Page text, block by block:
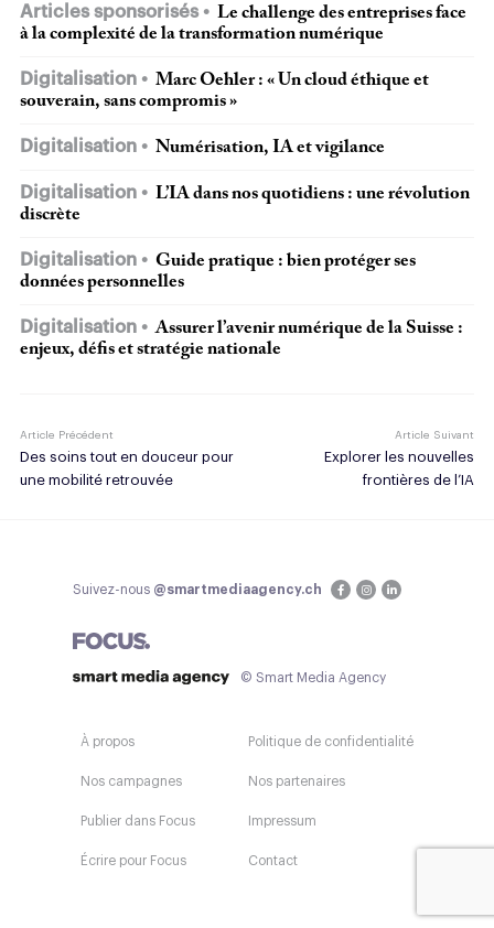
Articles sponsorisés
Le challenge des entreprises face
à la complexité de la transformation numérique
Digitalisation
Marc Oehler : « Un cloud éthique et
souverain, sans compromis »
Digitalisation Numérisation, IA et vigilance
Digitalisation
L’IA dans nos quotidiens : une révolution
discrète
Digitalisation
Guide pratique : bien protéger ses
données personnelles
Digitalisation
Assurer l’avenir numérique de la Suisse :
enjeux, défis et stratégie nationale
Article Précédent
Des soins tout en douceur pour
une mobilité retrouvée
Article Suivant
Explorer les nouvelles
frontières de l’IA
Suivez-nous @smartmediaagency.ch
© Smart Media Agency
À propos
Nos campagnes
Publier dans Focus
Écrire pour Focus
Politique de confidentialité
Nos partenaires
Impressum
Contact